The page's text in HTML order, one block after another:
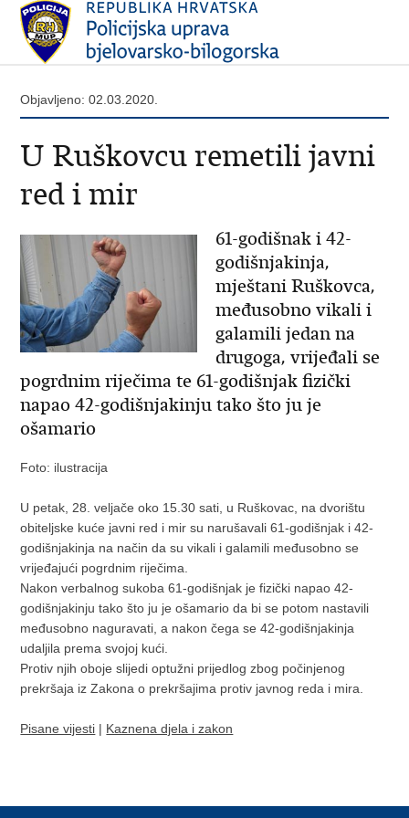
Objavljeno: 02.03.2020.
U Ruškovcu remetili javni
red i mir
61-godišnak i 42-
godišnjakinja,
mještani Ruškovca,
međusobno vikali i
galamili jedan na
drugoga, vrijeđali se
pogrdnim riječima te 61-godišnjak fizički
napao 42-godišnjakinju tako što ju je
ošamario
Foto: ilustracija
U petak, 28. veljače oko 15.30 sati, u Ruškovac, na dvorištu
obiteljske kuće javni red i mir su narušavali 61-godišnjak i 42-
godišnjakinja na način da su vikali i galamili međusobno se
vrijeđajući pogrdnim riječima.
Nakon verbalnog sukoba 61-godišnjak je fizički napao 42-
godišnjakinju tako što ju je ošamario da bi se potom nastavili
međusobno naguravati, a nakon čega se 42-godišnjakinja
udaljila prema svojoj kući.
Protiv njih oboje slijedi optužni prijedlog zbog počinjenog
prekršaja iz Zakona o prekršajima protiv javnog reda i mira.
Pisane vijesti | Kaznena djela i zakon